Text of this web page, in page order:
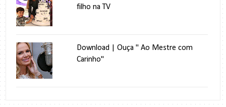
filho na TV
Download | Ouça " Ao Mestre com
Carinho"